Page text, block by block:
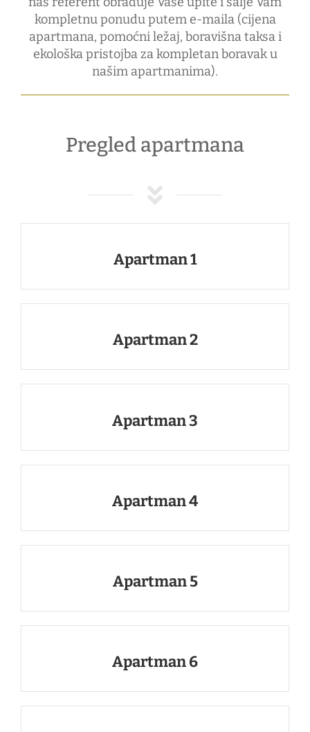
kompletnu ponudu putem e-maila (cijena
apartmana, pomoćni ležaj, boravišna taksa i
ekološka pristojba za kompletan boravak u
našim apartmanima).
Pregled apartmana
Apartman 1
Apartman 2
Apartman 3
Apartman 4
Apartman 5
Apartman 6